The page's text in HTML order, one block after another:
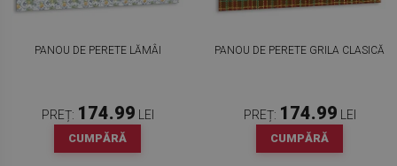
PANOU DE PERETE LĂMÂI
PREȚ: 174.99 LEI
CUMPĂRĂ
PANOU DE PERETE GRILA CLASICĂ
PREȚ: 174.99 LEI
CUMPĂRĂ